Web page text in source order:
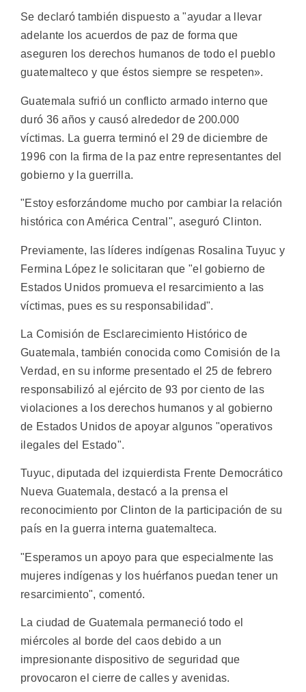
Se declaró también dispuesto a "ayudar a llevar
adelante los acuerdos de paz de forma que
aseguren los derechos humanos de todo el pueblo
guatemalteco y que éstos siempre se respeten».
Guatemala sufrió un conflicto armado interno que
duró 36 años y causó alrededor de 200.000
víctimas. La guerra terminó el 29 de diciembre de
1996 con la firma de la paz entre representantes del
gobierno y la guerrilla.
"Estoy esforzándome mucho por cambiar la relación
histórica con América Central", aseguró Clinton.
Previamente, las líderes indígenas Rosalina Tuyuc y
Fermina López le solicitaran que "el gobierno de
Estados Unidos promueva el resarcimiento a las
víctimas, pues es su responsabilidad".
La Comisión de Esclarecimiento Histórico de
Guatemala, también conocida como Comisión de la
Verdad, en su informe presentado el 25 de febrero
responsabilizó al ejército de 93 por ciento de las
violaciones a los derechos humanos y al gobierno
de Estados Unidos de apoyar algunos "operativos
ilegales del Estado".
Tuyuc, diputada del izquierdista Frente Democrático
Nueva Guatemala, destacó a la prensa el
reconocimiento por Clinton de la participación de su
país en la guerra interna guatemalteca.
"Esperamos un apoyo para que especialmente las
mujeres indígenas y los huérfanos puedan tener un
resarcimiento", comentó.
La ciudad de Guatemala permaneció todo el
miércoles al borde del caos debido a un
impresionante dispositivo de seguridad que
provocaron el cierre de calles y avenidas.